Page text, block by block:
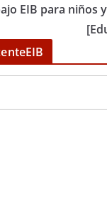
EIB para niños